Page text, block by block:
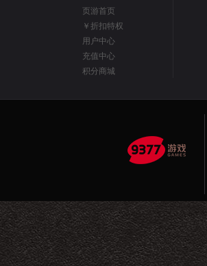
页游首页
￥折扣特权
用户中心
充值中心
积分商城